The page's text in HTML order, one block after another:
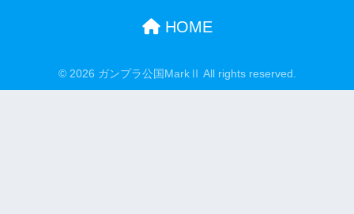
HOME
© 2026 ガンプラ公国MarkⅡ All rights reserved.